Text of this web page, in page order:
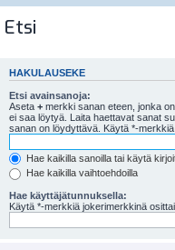
Etsi
HAKULAUSEKE
Etsi avainsanoja:
Aseta + merkki sanan eteen, jonka
ei saa löytyä. Laita haettavat sanat
sanan on löydyttävä. Käytä *-
Hae kaikilla sanoilla tai käytä
Hae kaikilla vaihtoehdoilla
Hae käyttäjätunnuksella:
Käytä *-merkkiä jokerimerkkinä